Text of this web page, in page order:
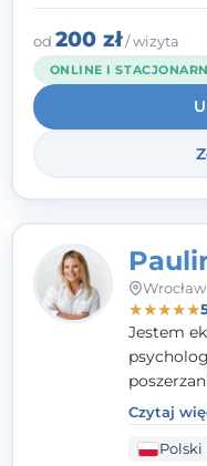
mnie
lękowych,
relacjach
od 200 zł/ wizyta
ONLINE I
Wrocław
★★★★★
Jestem
dziećmi,
Czytaj
Polski